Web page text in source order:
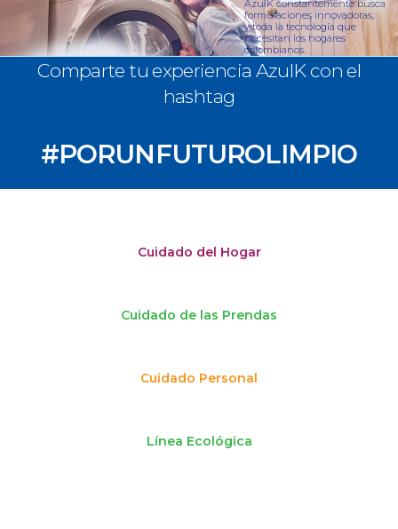
AzulK constantemente busca
formulaciones innovadoras,
y toda la tecnología que
necesitan los hogares
colombianos.
Comparte tu experiencia AzulK con el
hashtag
#PORUNFUTUROLIMPIO
Cuidado del Hogar
Cuidado de las Prendas
Cuidado Personal
Línea Ecológica